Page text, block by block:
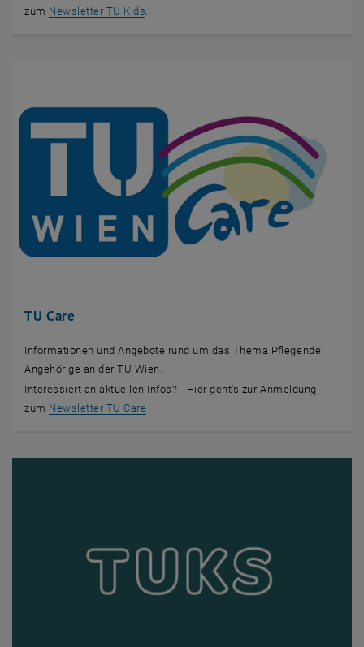
zum Newsletter TU Kids.
TU Care
Informationen und Angebote rund um das Thema Pflegende
Angehörige an der TU Wien.
Interessiert an aktuellen Infos? - Hier geht's zur Anmeldung
zum Newsletter TU Care, öffnet eine externe URL in einem neuen